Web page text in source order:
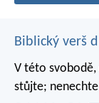
Biblický verš
V této svobodě,
stůjte;